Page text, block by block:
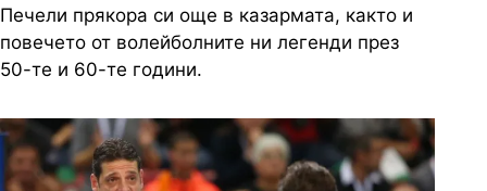
Печели прякора си още в казармата, както и
повечето от волейболните ни легенди през
50-те и 60-те години.